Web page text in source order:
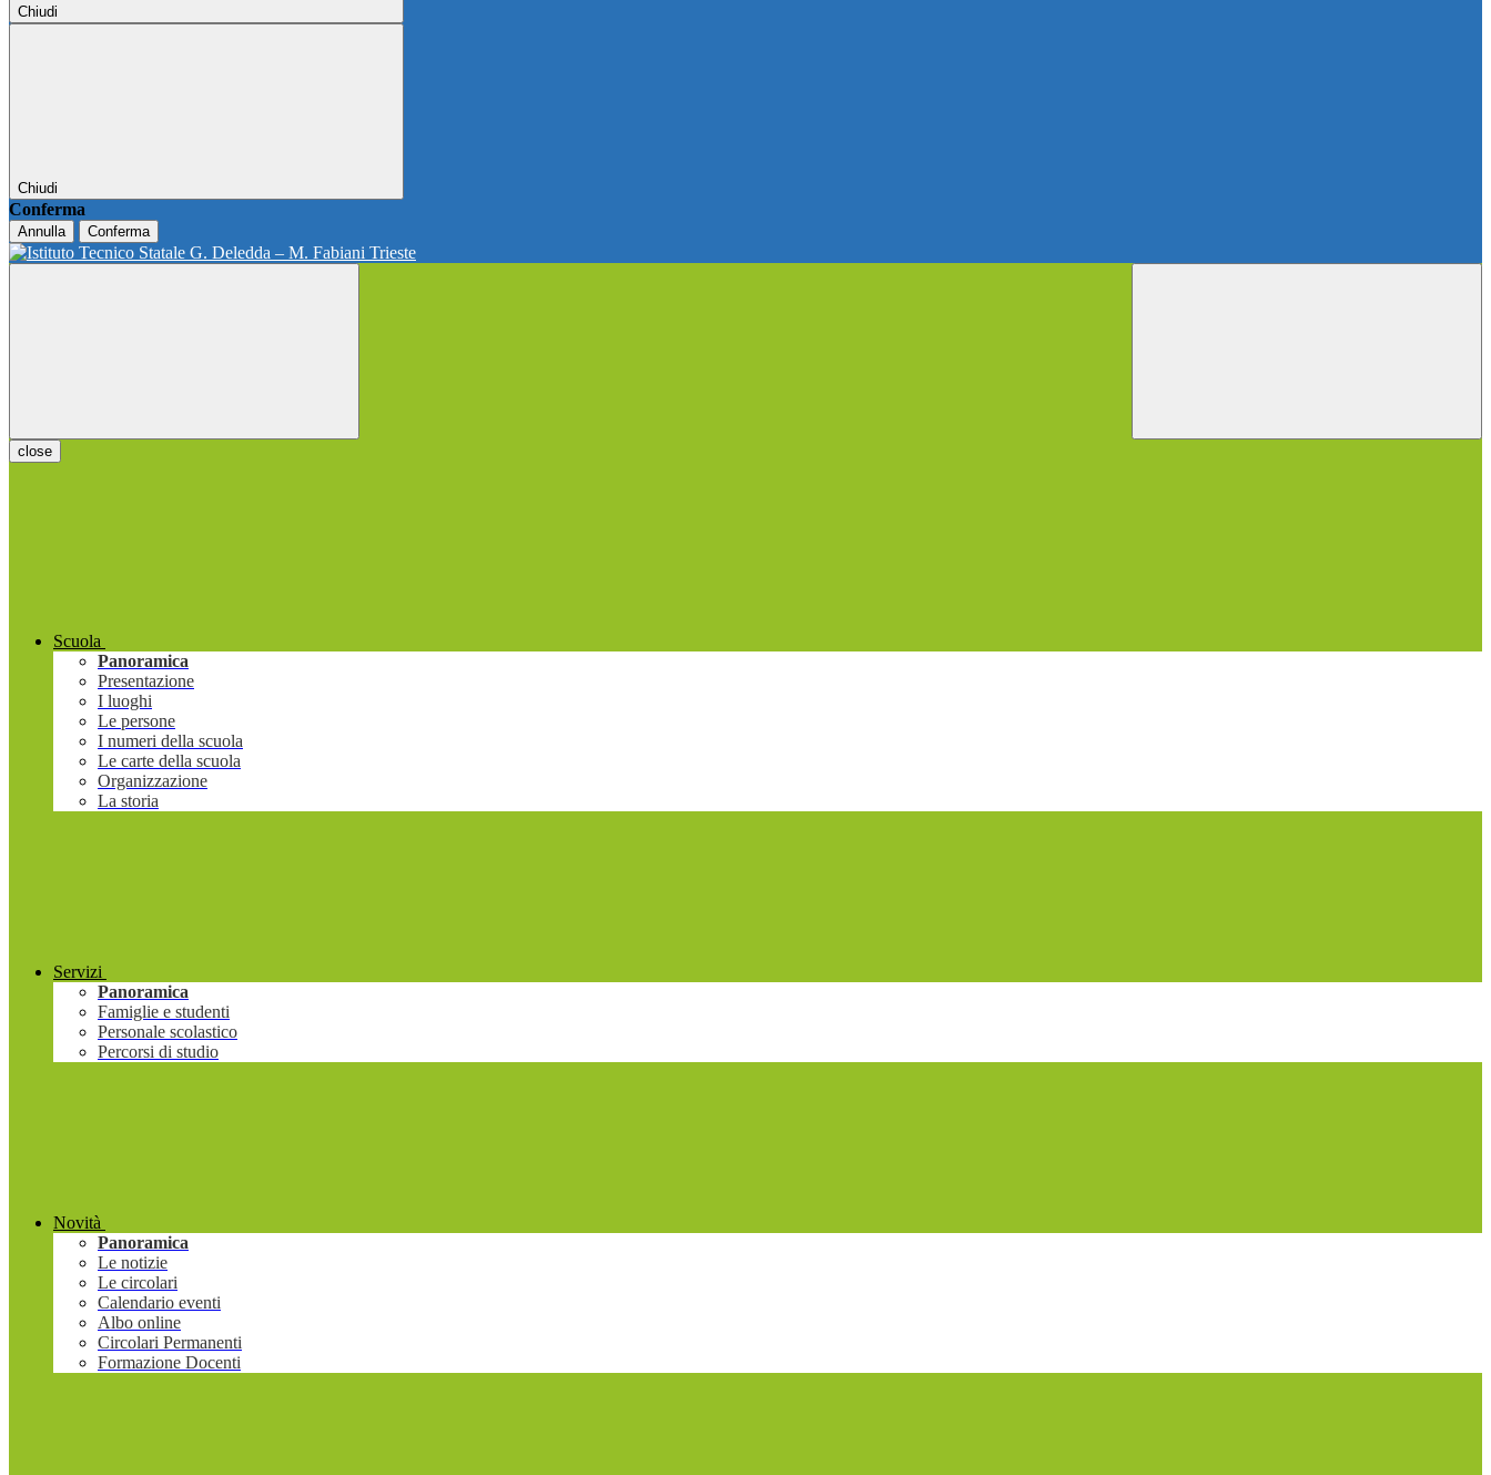
Chiudi
Chiudi
Conferma
Annulla Conferma
close
Scuola
Panoramica
Presentazione
I luoghi
Le persone
I numeri della scuola
Le carte della scuola
Organizzazione
La storia
Servizi
Panoramica
Famiglie e studenti
Personale scolastico
Percorsi di studio
Novità
Panoramica
Le notizie
Le circolari
Calendario eventi
Albo online
Circolari Permanenti
Formazione Docenti